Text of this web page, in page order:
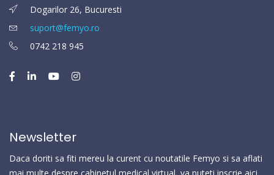
Dogarilor 26, Bucuresti
suport@femyo.ro
0742 218 945
Newsletter
Daca doriti sa fiti mereu la curent cu noutatile Femyo si sa aflati
mai multe despre cabinetul medical virtual, va puteti inscrie aici